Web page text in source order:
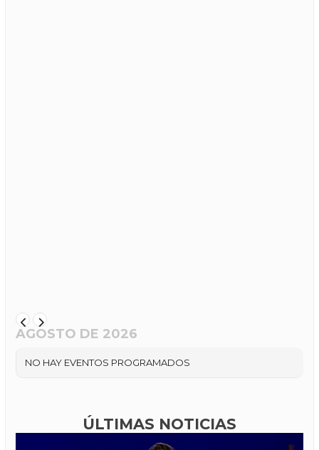
AGOSTO DE 2026
NO HAY EVENTOS PROGRAMADOS
ÚLTIMAS NOTICIAS